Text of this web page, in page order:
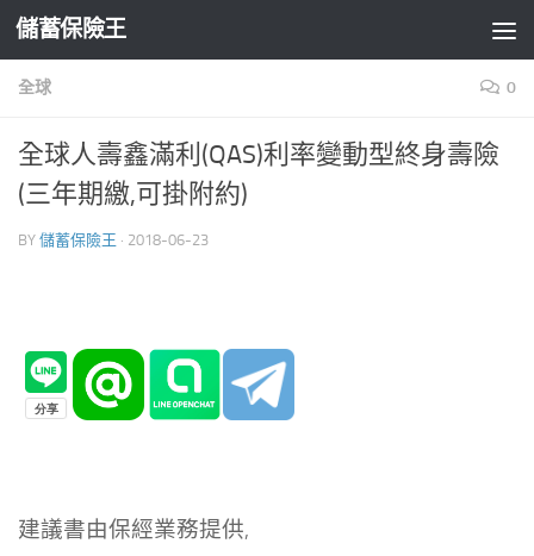
Skip to content
儲蓄保險王
全球 0
全球人壽鑫滿利(QAS)利率變動型終身壽險
(三年期繳,可掛附約)
BY 儲蓄保險王 · 2018-06-23
建議書由保經業務提供,